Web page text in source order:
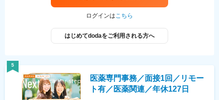
ログインはこちら
はじめてdodaをご利用される方へ
5
医薬専門事務／面接1回／リモー
ト有／医薬関連／年休127日